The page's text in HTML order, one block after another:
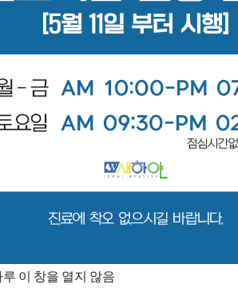
이 창을 열지 않음
제모·모발
피부클리닉
레이저클리닉
스페셜클리닉
새하얀 소식
진료안내